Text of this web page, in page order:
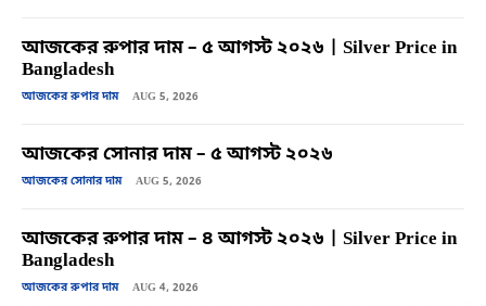
আজকের রুপার দাম – ৫ আগস্ট ২০২৬ | Silver Price in
Bangladesh
আজকের রুপার দাম AUG 5, 2026
আজকের সোনার দাম – ৫ আগস্ট ২০২৬
আজকের সোনার দাম AUG 5, 2026
আজকের রুপার দাম – ৪ আগস্ট ২০২৬ | Silver Price in
Bangladesh
আজকের রুপার দাম AUG 4, 2026